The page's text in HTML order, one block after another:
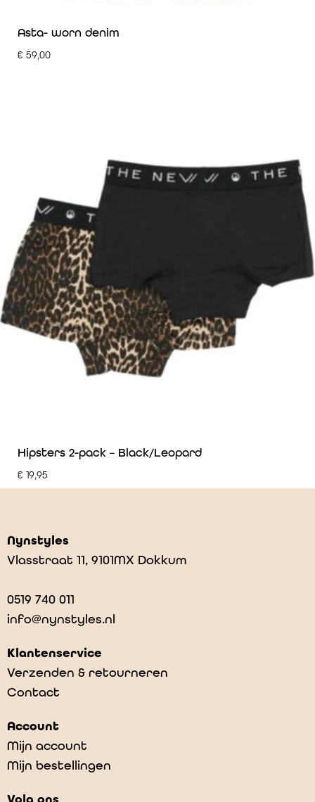
Asta- worn denim
€ 59,00
Hipsters 2-pack – Black/Leopard
€ 19,95
Nynstyles
Vlasstraat 11, 9101MX Dokkum
0519 740 011
info@nynstyles.nl
Klantenservice
Verzenden & retourneren
Contact
Account
Mijn account
Mijn bestellingen